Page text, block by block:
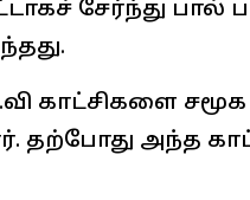
சேர்ந்து பால்
காட்சிகளை
தற்போது அந்த